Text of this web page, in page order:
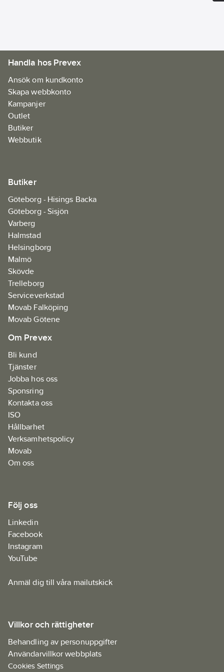
Handla hos Prevex
Ansök om kundkonto
Skapa webbkonto
Kampanjer
Outlet
Butiker
Webbutik
Butiker
Göteborg - Hisings Backa
Göteborg - Sisjön
Varberg
Halmstad
Helsingborg
Malmö
Skövde
Trelleborg
Serviceverkstad
Movab Falköping
Movab Götene
Om Prevex
Bli kund
Tjänster
Jobba hos oss
Sponsring
Kontakta oss
ISO
Hållbarhet
Verksamhetspolicy
Movab
Om oss
Följ oss
Linkedin
Facebook
Instagram
YouTube
Anmäl dig till våra mailutskick
Villkor och rättigheter
Behandling av personuppgifter
Användarvillkor webbplats
Cookies Settings